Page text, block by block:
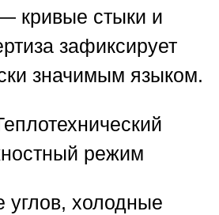
кривые стыки и
зафиксирует
значимым языком.
режим
углов, холодные